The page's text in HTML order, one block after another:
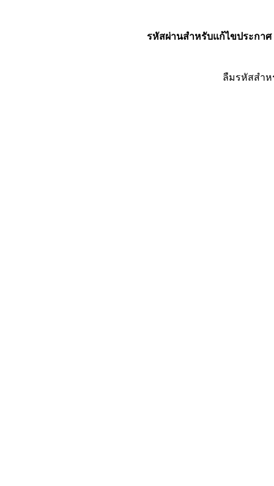
รหัสผ่านสำหรับแก้ไขประกาศ
ลืมรหัสสำ